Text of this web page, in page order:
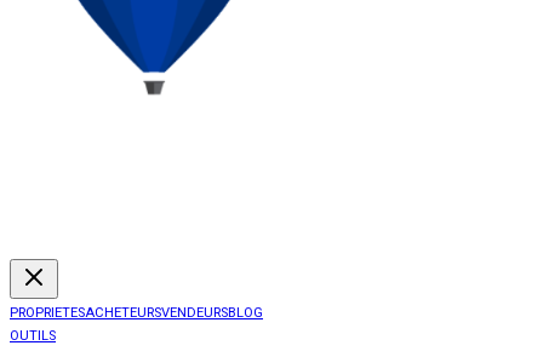
PROPRIETESACHETEURSVENDEURSBLOG
OUTILS